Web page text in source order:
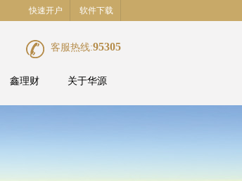
快速开户 软件下载
客服热线:95305
鑫理财 关于华源